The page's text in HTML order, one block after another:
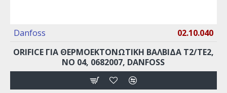
Danfoss
02.10.040
ORIFICE ΓΙΑ ΘΕΡΜΟΕΚΤΟΝΩΤΙΚΉ ΒΑΛΒΊΔΑ Τ2/TE2,
ΝO 04, 0682007, DANFOSS